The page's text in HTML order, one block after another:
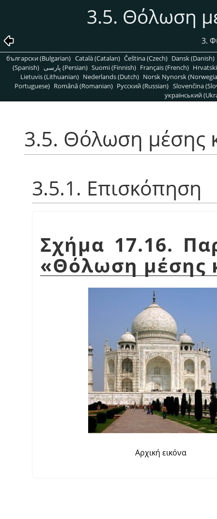
3.5. Θόλωση
3.
български (Bulgarian) Català (Catalan) Čeština (Czech) Dansk (Danish)
(Spanish)
پارسی (Persian) Suomi (Finnish) Français (French)
Lietuvis (Lithuanian) Nederlands (Dutch) Norsk Nynorsk
Portuguese) Română (Romanian) Pусский (Russian) Slovenčina
український
3.5. Θόλωση μέσης
3.5.1. Επισκόπηση
Σχήμα 17.16.
«Θόλωση μέσης
Αρχική εικόνα